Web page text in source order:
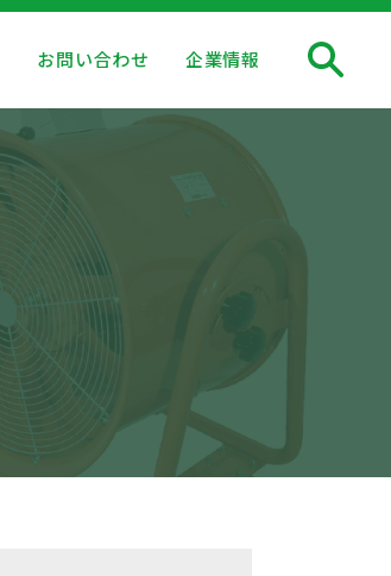
お問い合わせ 企業情報